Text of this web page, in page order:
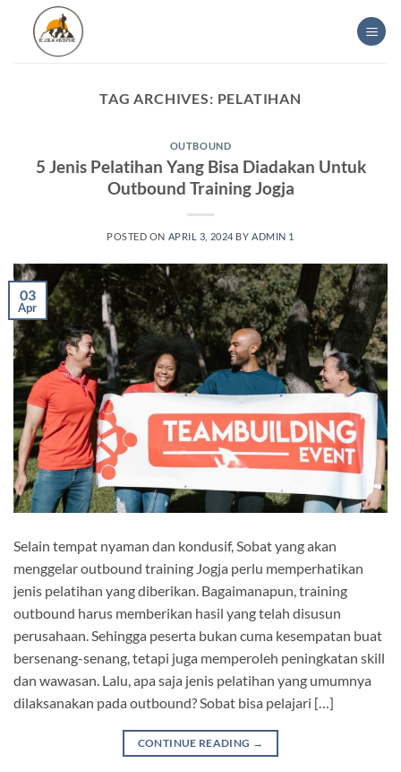
content
TAG ARCHIVES: PELATIHAN
OUTBOUND
5 Jenis Pelatihan Yang Bisa Diadakan Untuk
Outbound Training Jogja
POSTED ON APRIL 3, 2024 BY ADMIN 1
03
Apr
Selain tempat nyaman dan kondusif, Sobat yang akan
menggelar outbound training Jogja perlu memperhatikan
jenis pelatihan yang diberikan. Bagaimanapun, training
outbound harus memberikan hasil yang telah disusun
perusahaan. Sehingga peserta bukan cuma kesempatan buat
bersenang-senang, tetapi juga memperoleh peningkatan skill
dan wawasan. Lalu, apa saja jenis pelatihan yang umumnya
dilaksanakan pada outbound? Sobat bisa pelajari […]
CONTINUE READING →